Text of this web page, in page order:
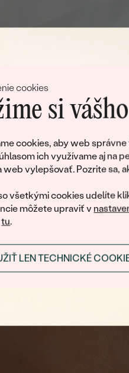
cookies
si
cookies, aby web
ich využívame aj na
web vylepšovať. Pozrite sa,
všetkými cookies udelíte
môžete upraviť v
tu.
LEN TECHNICKÉ